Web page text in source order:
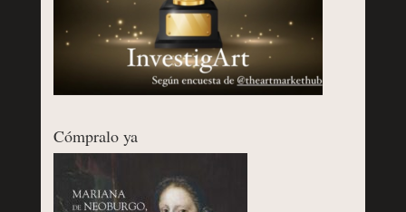
Cómpralo ya